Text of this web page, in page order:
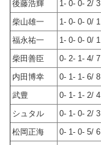
後藤浩輝 1- 0- 0- 2/ 3
柴山雄一
1- 0- 0- 0/ 1
福永祐一
1- 0- 0- 0/ 1
柴田善臣
0- 2- 1- 4/ 7
内田博幸
0- 1- 1- 6/ 8
武豊
0- 1- 1- 2/ 4
シュタル
0- 1- 0- 2/ 3
松岡正海
0- 1- 0- 5/ 6